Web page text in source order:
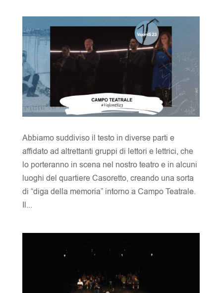
Abbiamo suddiviso il testo in diverse parti e
affidato ad altrettanti gruppi di lettori e lettrici, che
lo porteranno in scena nel nostro teatro e in alcuni
luoghi del quartiere Casoretto, creando una sorta
di “diga della memoria” intorno a Campo Teatrale.
Il...